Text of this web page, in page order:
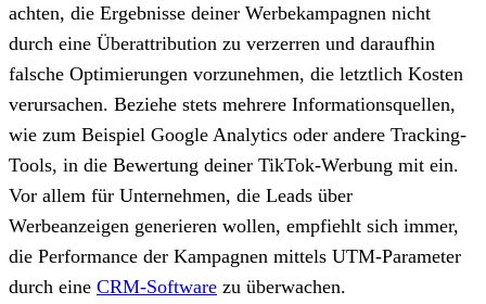
achten, die Ergebnisse deiner Werbekampagnen nicht
durch eine Überattribution zu verzerren und daraufhin
falsche Optimierungen vorzunehmen, die letztlich Kosten
verursachen. Beziehe stets mehrere Informationsquellen,
wie zum Beispiel Google Analytics oder andere Tracking-
Tools, in die Bewertung deiner TikTok-Werbung mit ein.
Vor allem für Unternehmen, die Leads über
Werbeanzeigen generieren wollen, empfiehlt sich immer,
die Performance der Kampagnen mittels UTM-Parameter
durch eine CRM-Software zu überwachen.